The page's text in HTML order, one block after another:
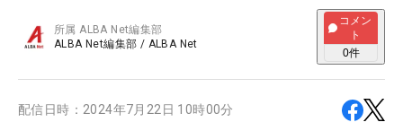
所属ALBA Net編集部
ALBA Net編集部 / ALBA Net
コメン
ト
0件
配信日時： 2024年7月22日 10時00分